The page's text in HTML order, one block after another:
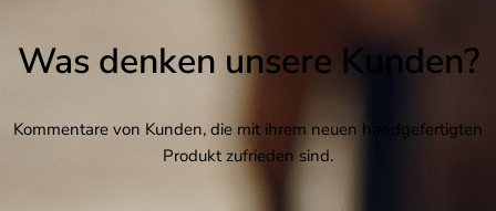
Was denken unsere Kunden?
Kommentare von Kunden, die mit ihrem neuen handgefertigten
Produkt zufrieden sind.